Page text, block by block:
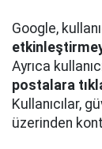
Google,
Ayrıca
postalara
Kullanıcılar,
üzerinden